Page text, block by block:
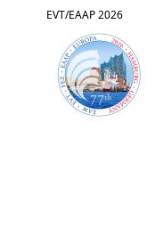
EVT/EAAP 2026